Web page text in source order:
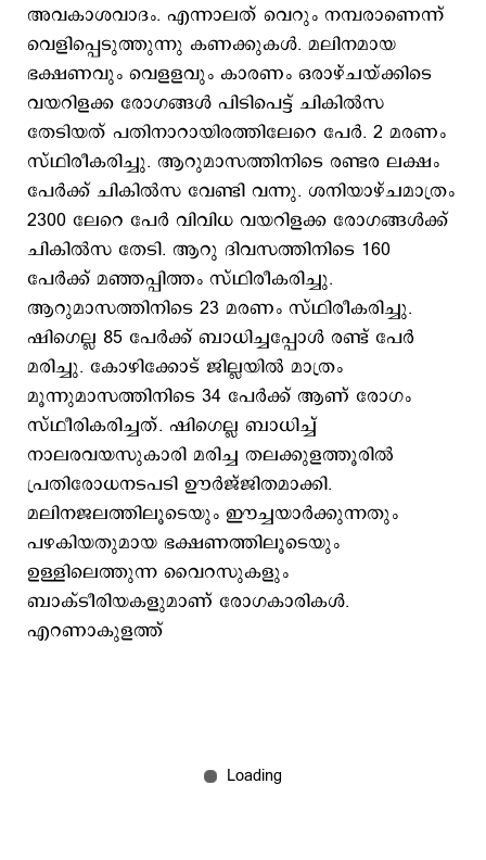
അവകാശവാദം. എന്നാലത് വെറും നമ്പരാണെന്ന്
വെളിപ്പെടുത്തുന്നു കണക്കുകള്‍. മലിനമായ
ഭക്ഷണവും വെളളവും കാരണം ഒരാഴ്ചയ്ക്കിടെ
വയറിളക്ക രോഗങ്ങള്‍ പിടിപെട്ട് ചികില്‍സ
തേടിയത് പതിനാറായിരത്തിലേറെ പേര്‍. 2 മരണം
സ്ഥിരീകരിച്ചു. ആറുമാസത്തിനിടെ രണ്ടര ലക്ഷം
പേര്‍ക്ക് ചികില്‍സ വേണ്ടി വന്നു. ശനിയാഴ്ചമാത്രം
2300 ലേറെ പേര്‍ വിവിധ വയറിളക്ക രോഗങ്ങള്‍ക്ക്
ചികില്‍സ തേടി. ആറു ദിവസത്തിനിടെ 160
പേര്‍ക്ക് മഞ്ഞപ്പിത്തം സ്ഥിരീകരിച്ചു.
ആറുമാസത്തിനിടെ 23 മരണം സ്ഥിരീകരിച്ചു.
ഷിഗെല്ല 85 പേര്‍ക്ക് ബാധിച്ചപ്പോള്‍ രണ്ട് പേര്‍
മരിച്ചു. കോഴിക്കോട് ജില്ലയില്‍ മാത്രം
മൂന്നുമാസത്തിനിടെ 34 പേര്‍ക്ക് ആണ് രോഗം
സ്ഥീരികരിച്ചത്. ഷിഗെല്ല ബാധിച്ച്
നാലരവയസുകാരി മരിച്ച തലക്കുളത്തൂരില്‍
പ്രതിരോധനടപടി ഊര്‍ജ്ജിതമാക്കി.
മലിനജലത്തിലൂടെയും ഈച്ചയാര്‍ക്കുന്നതും
പഴകിയതുമായ ഭക്ഷണത്തിലൂടെയും
ഉള്ളിലെത്തുന്ന വൈറസുകളും
ബാക്ടീരിയകളുമാണ് രോഗകാരികൾ.​
എറണാകുളത്ത്